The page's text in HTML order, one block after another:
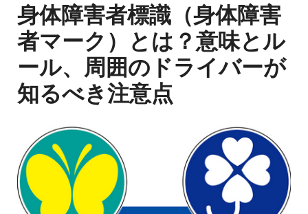
身体障害者標識（身体障害
者マーク）とは？意味とル
ール、周囲のドライバーが
知るべき注意点